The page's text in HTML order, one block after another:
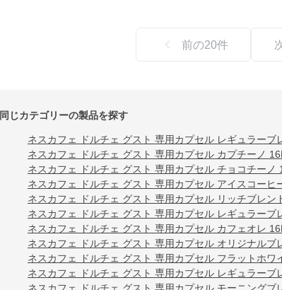
前の20件
同じカテゴリーの製品を探す
ネスカフェ ドルチェ グスト 専用カプセル レギュラーブ
ネスカフェ ドルチェ グスト 専用カプセル カプチーノ
ネスカフェ ドルチェ グスト 専用カプセル チョコチーノ
ネスカフェ ドルチェ グスト 専用カプセル アイスコーヒ
ネスカフェ ドルチェ グスト 専用カプセル リッチブレン
ネスカフェ ドルチェ グスト 専用カプセル レギュラーブ
ネスカフェ ドルチェ グスト 専用カプセル カフェオレ
ネスカフェ ドルチェ グスト 専用カプセル オリジナルブ
ネスカフェ ドルチェ グスト 専用カプセル フラットホワ
ネスカフェ ドルチェ グスト 専用カプセル レギュラーブ
ネスカフェ ドルチェ グスト 専用カプセル モーニングブ